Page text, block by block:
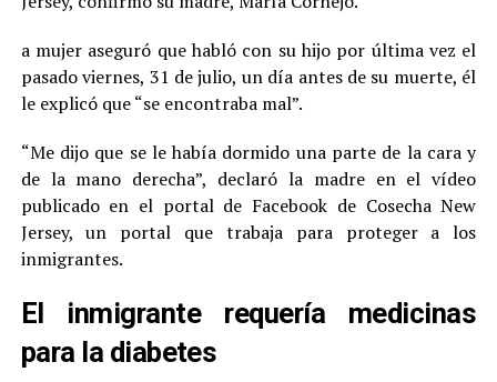
a mujer aseguró que habló con su hijo por última vez el
pasado viernes, 31 de julio, un día antes de su muerte, él
le explicó que “se encontraba mal”.
“Me dijo que se le había dormido una parte de la cara y
de la mano derecha”, declaró la madre en el vídeo
publicado en el portal de Facebook de Cosecha New
Jersey, un portal que trabaja para proteger a los
inmigrantes.
El inmigrante requería medicinas
para la diabetes